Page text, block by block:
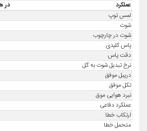
عملکرد در
لمس توپ
شوت
شوت در چارچوب
پاس کلیدی
دقت پاس
نرخ تبدیل شوت به گل
دریبل موفق
تکل موفق
نبرد هوایی موق
عملکرد دفاعی
ارتکاب خطا
متحمل خطا